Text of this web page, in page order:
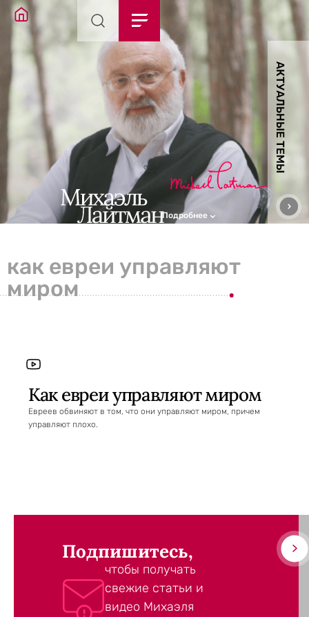
АКТУАЛЬНЫЕ ТЕМЫ
Подробнее
как евреи управляют
миром
Как евреи управляют миром
Евреев обвиняют в том, что они управляют миром, причем
управляют плохо.
Подпишитесь,
чтобы получать
свежие статьи и
видео Михаэля